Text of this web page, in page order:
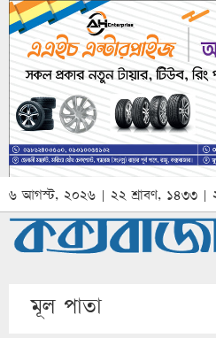
৬ আগস্ট, ২০২৬ | ২২ শ্রাবণ, ১৪৩৩ |
মূল পাতা